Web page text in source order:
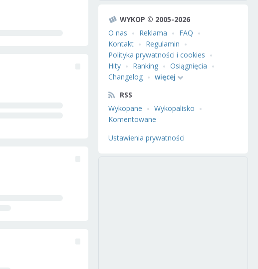
WYKOP © 2005-2026
O nas
Reklama
FAQ
Kontakt
Regulamin
Polityka prywatności i cookies
Hity
Ranking
Osiągnięcia
Changelog
więcej
RSS
Wykopane
Wykopalisko
Komentowane
Ustawienia prywatności